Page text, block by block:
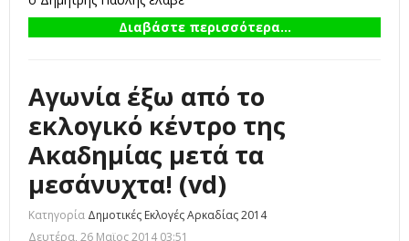
Διαβάστε περισσότερα...
Αγωνία έξω από το
εκλογικό κέντρο της
Ακαδημίας μετά τα
μεσάνυχτα! (vd)
Κατηγορία Δημοτικές Εκλογές Αρκαδίας 2014
Δευτέρα, 26 Μαϊος 2014 03:51